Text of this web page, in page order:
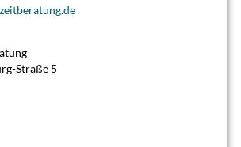
Straße 5